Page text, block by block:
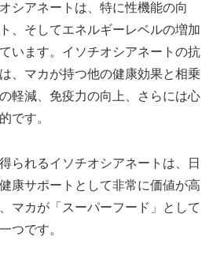
シアネートは、特に性機能の向
、そしてエネルギーレベルの増加
います。イソチオシアネートの抗
、マカが持つ他の健康効果と相乗
軽減、免疫力の向上、さらには心
です。
られるイソチオシアネートは、日
康サポートとして非常に価値が高
マカが「スーパーフード」として
つです。